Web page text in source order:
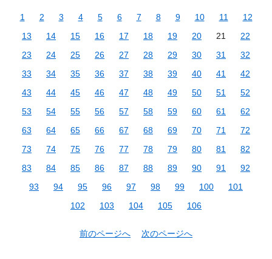
1 2 3 4 5 6 7 8 9 10 11
12
13
14 15 16 17 18 19 20 21
22
23
24 25 26 27 28 29 30 31
32
33
34 35 36 37 38 39 40 41
42
43
44 45 46 47 48 49 50 51
52
53
54 55 56 57 58 59 60 61
62
63
64 65 66 67 68 69 70 71
72
73
74 75 76 77 78 79 80 81
82
83
84 85 86 87 88 89 90 91
92
93
94 95 96 97 98 99 100
101
102
103 104 105 106
前のページへ 次のページへ